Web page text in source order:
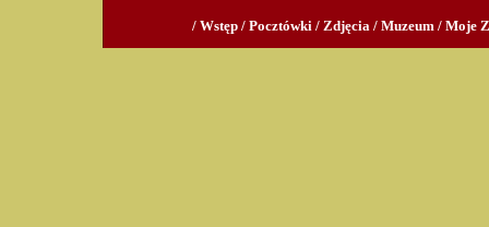
/ Wstęp / Pocztówki / Zdjęcia / Muzeum / Moje